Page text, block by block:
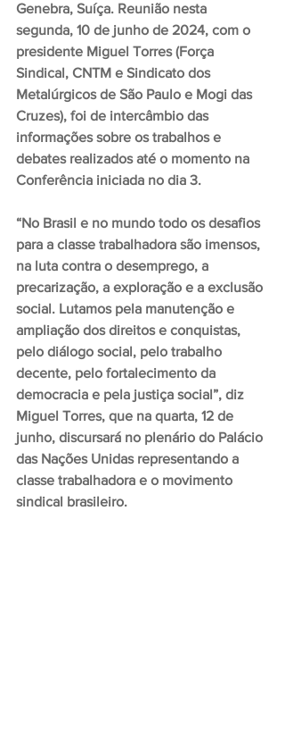
Genebra, Suíça. Reunião nesta
segunda, 10 de junho de 2024, com o
presidente Miguel Torres (Força
Sindical, CNTM e Sindicato dos
Metalúrgicos de São Paulo e Mogi das
Cruzes), foi de intercâmbio das
informações sobre os trabalhos e
debates realizados até o momento na
Conferência iniciada no dia 3.
“No Brasil e no mundo todo os desafios
para a classe trabalhadora são imensos,
na luta contra o desemprego, a
precarização, a exploração e a exclusão
social. Lutamos pela manutenção e
ampliação dos direitos e conquistas,
pelo diálogo social, pelo trabalho
decente, pelo fortalecimento da
democracia e pela justiça social”, diz
Miguel Torres, que na quarta, 12 de
junho, discursará no plenário do Palácio
das Nações Unidas representando a
classe trabalhadora e o movimento
sindical brasileiro.